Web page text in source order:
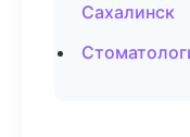
Сахалинск